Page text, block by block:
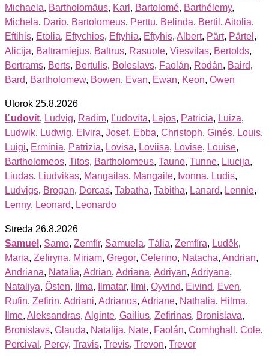
Michaela, Bartholomäus, Karl , Bartolomé, Barthélemy,
Michela, Dario, Bartolomeus, Perttu, Belinda, Bertil , Aitolia,
Eftihis, Etolia, Eftychios, Eftyhia, Eftyhis, Albert, Pärt, Pärtel ,
Alicija, Baltramiejus, Baltrus, Rasuole, Viesvilas, Bertolds,
Bertrams, Berts, Bertulis, Boleslavs, Faolán, Rodán, Baird,
Bard, Bartholomew, Bowen, Evan, Ewan, Keon, Owen
Utorok 25.8.2026
Ľudovít, Ludvig, Radim, Ľudovíta, Lajos, Patricia, Luiza,
Ludwik, Ludwig, Elvira, Josef, Ebba, Christoph, Ginés, Louis,
Luigi, Erminia, Patrizia, Lovisa, Loviisa, Lovise, Louise,
Bartholomeos, Titos, Bartholomeus, Tauno, Tunne, Liucija,
Liudas, Liudvikas, Mangailas, Mangaile, Ivonna, Ludis,
Ludvigs, Brogan, Dorcas, Tabatha, Tabitha, Lanard, Lennie,
Lenny, Leonard, Leonardo
Streda 26.8.2026
Samuel , Samo, Zemfír, Samuela, Tália, Zemfíra, Luděk,
Maria, Zefiryna, Miriam, Gregor, Ceferino, Natacha, Andrian,
Andriana, Natalia, Adrian, Adriana, Adriyan, Adriyana,
Nataliya, Östen, Ilma, Ilmatar, Ilmi, Oyvind, Eivind, Even,
Rufin, Zefirin, Adriani, Adrianos, Adriane, Nathalia, Hilma,
Ilme, Aleksandras, Alginte, Gailius, Zefirinas, Bronislava,
Bronislavs, Glauda, Natalija, Nate, Faolán, Comhghall , Cole,
Percival , Percy, Travis, Trevis, Trevon, Trevor